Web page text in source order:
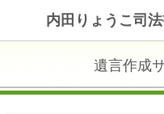
内田りょうこ司
遺言作成